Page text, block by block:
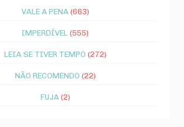
VALE A PENA (663)
IMPERDÍVEL(555)
LEIA SE TIVER TEMPO (272)
NÃO RECOMENDO (22)
FUJA (2)